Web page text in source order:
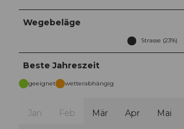
Wegebeläge
Strasse (23%)
Beste Jahreszeit
geeignet wetterabhängig
Jan Feb Mär Apr Mai